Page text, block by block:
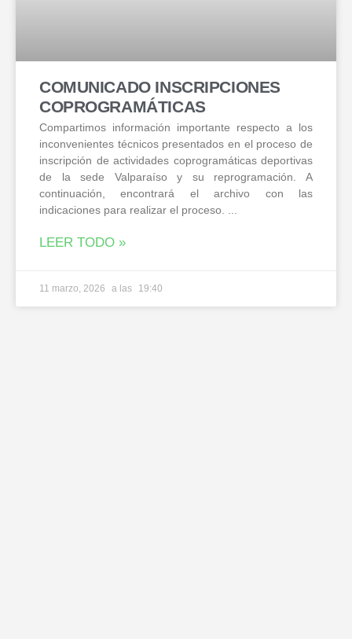
COMUNICADO INSCRIPCIONES
COPROGRAMÁTICAS
Compartimos información importante respecto a los
inconvenientes técnicos presentados en el proceso de
inscripción de actividades coprogramáticas deportivas
de la sede Valparaíso y su reprogramación. A
continuación, encontrará el archivo con las
indicaciones para realizar el proceso.
LEER TODO »
11 marzo, 2026 19:40